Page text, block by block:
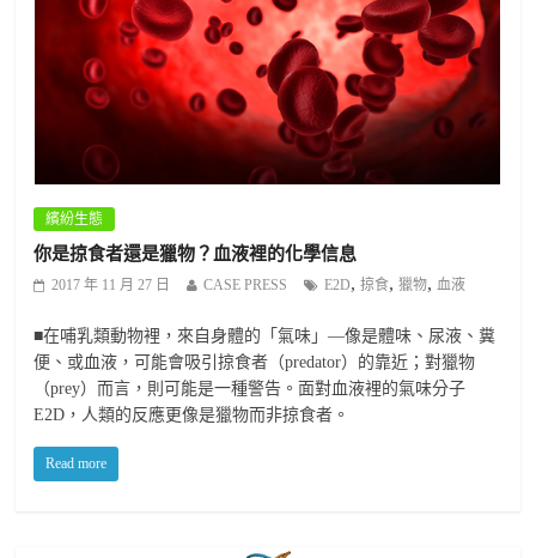
繽紛生態
你是掠食者還是獵物？血液裡的化學信息
2017 年 11 月 27 日 CASE PRESS E2D,掠食,獵物, 血液
■在哺乳類動物裡，來自身體的「氣味」—像是體味、尿液、糞
便、或血液，可能會吸引掠食者（predator）的靠近；對獵物
（prey）而言，則可能是一種警告。面對血液裡的氣味分子
E2D，人類的反應更像是獵物而非掠食者。
Read more